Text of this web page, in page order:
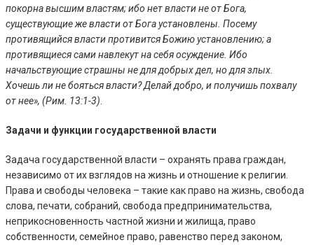
покорна высшим властям; ибо нет власти не от Бога,
существующие же власти от Бога установлены. Посему
противящийся власти противится Божию установлению; а
противящиеся сами навлекут на себя осуждение. Ибо
начальствующие страшны не для добрых дел, но для злых.
Хочешь ли не бояться власти? Делай добро, и получишь похвалу
от нее», (Рим. 13:1-3).
Задачи и функции государственной власти
Задача государственной власти – охранять права граждан,
независимо от их взглядов на жизнь и отношение к религии.
Права и свободы человека – такие как право на жизнь, свобода
слова, печати, собраний, свобода предпринимательства,
неприкосновенность частной жизни и жилища, право
собственности, семейное право, равенство перед законом,